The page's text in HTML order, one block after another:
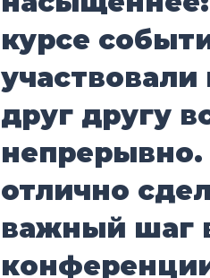
курсе
участвовали
друг другу
непрерывно.
отлично
важный шаг